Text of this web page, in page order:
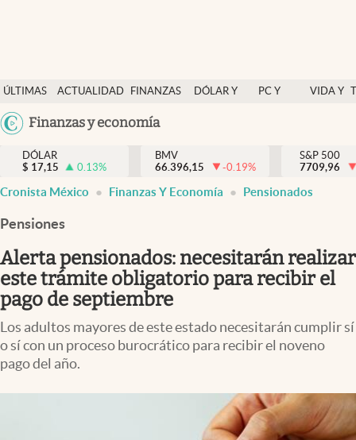
ÚLTIMAS
NOTICIAS
ACTUALIDAD
FINANZAS
DÓLAR Y
PC Y
VIDA Y
México
USA
Finanzas y economía
Actualidad
Finanzas y economía
Dólar y mercados
Pc y celular
Vida y estilo
Tv
Clima
Espiritualidad
DÓLAR
$ 17,15 0.13%
BMV
66.396,15
-0.19%
S&P 500
7709,96
Cronista México Finanzas Y Economía Pensionados
Pensiones
Alerta pensionados: necesitarán realizar
este trámite obligatorio para recibir el
pago de septiembre
Los adultos mayores de este estado necesitarán cumplir sí
o sí con un proceso burocrático para recibir el noveno
pago del año.